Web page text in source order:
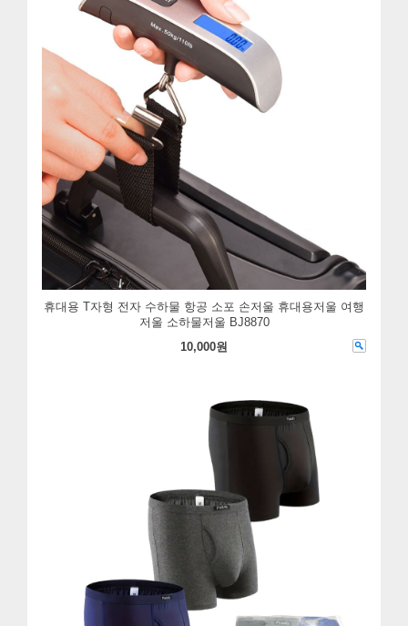
휴대용 T자형 전자 수하물 항공 소포 손저울 휴대용저울 여행
저울 소하물저울 BJ8870
10,000원